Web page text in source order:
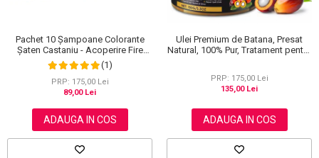
Pachet 10 Șampoane Colorante
Șaten Castaniu - Acoperire Fire
Albe, 10x30ml(1)
PRP: 175,00 Lei
89,00 Lei
ADAUGA IN COS
Ulei Premium de Batana, Presat
Natural, 100% Pur, Tratament pentru
PRP: 175,00 Lei
135,00 Lei
ADAUGA IN COS